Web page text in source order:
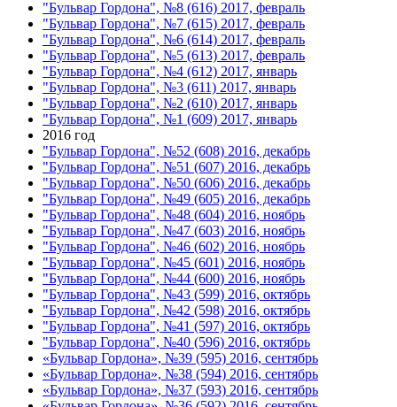
"Бульвар Гордона", №8 (616) 2017, февраль
"Бульвар Гордона", №7 (615) 2017, февраль
"Бульвар Гордона", №6 (614) 2017, февраль
"Бульвар Гордона", №5 (613) 2017, февраль
"Бульвар Гордона", №4 (612) 2017, январь
"Бульвар Гордона", №3 (611) 2017, январь
"Бульвар Гордона", №2 (610) 2017, январь
"Бульвар Гордона", №1 (609) 2017, январь
2016 год
"Бульвар Гордона", №52 (608) 2016, декабрь
"Бульвар Гордона", №51 (607) 2016, декабрь
"Бульвар Гордона", №50 (606) 2016, декабрь
"Бульвар Гордона", №49 (605) 2016, декабрь
"Бульвар Гордона", №48 (604) 2016, ноябрь
"Бульвар Гордона", №47 (603) 2016, ноябрь
"Бульвар Гордона", №46 (602) 2016, ноябрь
"Бульвар Гордона", №45 (601) 2016, ноябрь
"Бульвар Гордона", №44 (600) 2016, ноябрь
"Бульвар Гордона", №43 (599) 2016, октябрь
"Бульвар Гордона", №42 (598) 2016, октябрь
"Бульвар Гордона", №41 (597) 2016, октябрь
"Бульвар Гордона", №40 (596) 2016, октябрь
«Бульвар Гордона», №39 (595) 2016, сентябрь
«Бульвар Гордона», №38 (594) 2016, сентябрь
«Бульвар Гордона», №37 (593) 2016, сентябрь